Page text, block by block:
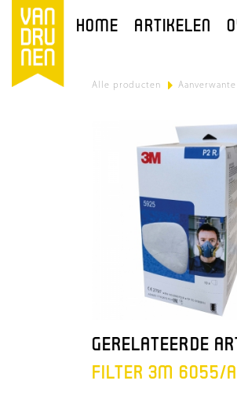
HOME ARTIKELEN
Alle producten >
GERELATEERDE
FILTER 3M 6055/